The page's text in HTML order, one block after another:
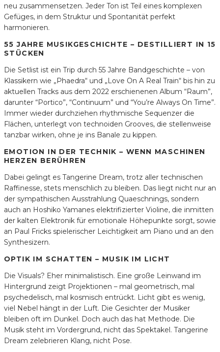
neu zusammensetzen. Jeder Ton ist Teil eines komplexen
Gefüges, in dem Struktur und Spontanität perfekt
harmonieren.
55 JAHRE MUSIKGESCHICHTE – DESTILLIERT IN 15
STÜCKEN
Die Setlist ist ein Trip durch 55 Jahre Bandgeschichte – von
Klassikern wie „Phaedra“ und „Love On A Real Train“ bis hin zu
aktuellen Tracks aus dem 2022 erschienenen Album “Raum”,
darunter “Portico”, “Continuum” und “You’re Always On Time”.
Immer wieder durchziehen rhythmische Sequenzer die
Flächen, unterlegt von technoiden Grooves, die stellenweise
tanzbar wirken, ohne je ins Banale zu kippen.
EMOTION IN DER TECHNIK – WENN MASCHINEN
HERZEN BERÜHREN
Dabei gelingt es Tangerine Dream, trotz aller technischen
Raffinesse, stets menschlich zu bleiben. Das liegt nicht nur an
der sympathischen Ausstrahlung Quaeschnings, sondern
auch an Hoshiko Yamanes elektrifizierter Violine, die inmitten
der kalten Elektronik für emotionale Höhepunkte sorgt, sowie
an Paul Fricks spielerischer Leichtigkeit am Piano und an den
Synthesizern.
OPTIK IM SCHATTEN – MUSIK IM LICHT
Die Visuals? Eher minimalistisch. Eine große Leinwand im
Hintergrund zeigt Projektionen – mal geometrisch, mal
psychedelisch, mal kosmisch entrückt. Licht gibt es wenig,
viel Nebel hängt in der Luft. Die Gesichter der Musiker
bleiben oft im Dunkel. Doch auch das hat Methode. Die
Musik steht im Vordergrund, nicht das Spektakel. Tangerine
Dream zelebrieren Klang, nicht Pose.